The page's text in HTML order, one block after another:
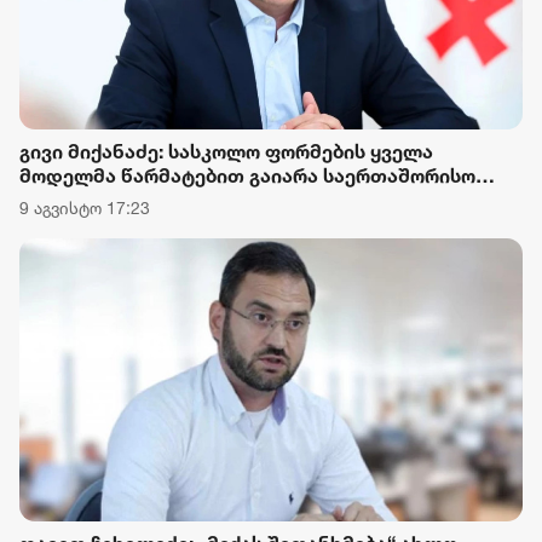
გივი მიქანაძე: სასკოლო ფორმების ყველა
მოდელმა წარმატებით გაიარა საერთაშორისო
აკრედიტაციის მქონე ლაბორატორიის მიერ
ჩატარებული ლაბორატორიული კვლევების
დადგენილი ტესტირებები და სრულად
აკმაყოფილებს დაწესებულ მოთხოვნებსა და
9 აგვისტო 17:23